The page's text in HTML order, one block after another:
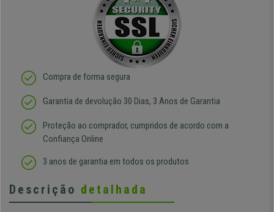
Compra de forma segura
Garantia de devolução 30 Dias, 3 Anos de Garantia
Proteção ao comprador, cumpridos de acordo com a
Confiança Online
3 anos de garantia em todos os produtos
Descrição detalhada